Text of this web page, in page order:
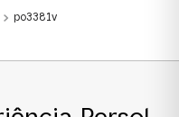
po3381v